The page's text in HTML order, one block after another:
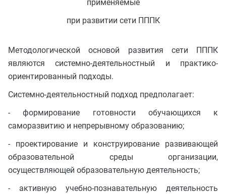
применяемые
при развитии сети ПППК
Методологической основой развития сети ПППК
являются системно-деятельностный и практико-
ориентированный подходы.
Системно-деятельностный подход предполагает:
- формирование готовности обучающихся к
саморазвитию и непрерывному образованию;
- проектирование и конструирование развивающей
образовательной среды организации,
осуществляющей образовательную деятельность;
- активную учебно-познавательную деятельность